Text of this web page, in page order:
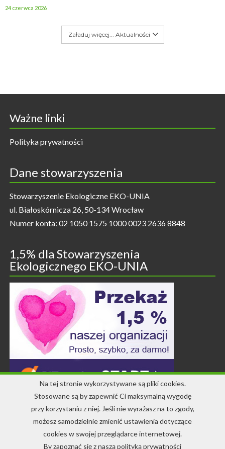
24 czerwca 2026
Załaduj więcej... Aktualności
Ważne linki
Polityka prywatności
Dane stowarzyszenia
Stowarzyszenie Ekologiczne EKO-UNIA
ul. Białoskórnicza 26, 50-134 Wrocław
Numer konta: 02 1050 1575 1000 0023 2636 8848
1,5% dla Stowarzyszenia
Ekologicznego EKO-UNIA
Kontakt
Na tej stronie wykorzystywane są pliki cookies.
Stosowane są by zapewnić Ci maksymalną wygodę
przy korzystaniu z niej. Jeśli nie wyrażasz na to zgody,
możesz samodzielnie zmienić ustawienia dotyczące
cookies w swojej przeglądarce internetowej.
By zapoznać się z naszą polityką prywatności